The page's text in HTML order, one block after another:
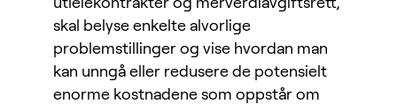
skal belyse enkelte alvorlige
problemstillinger og vise hvordan man
kan unngå eller redusere de potensielt
enorme kostnadene som oppstår om